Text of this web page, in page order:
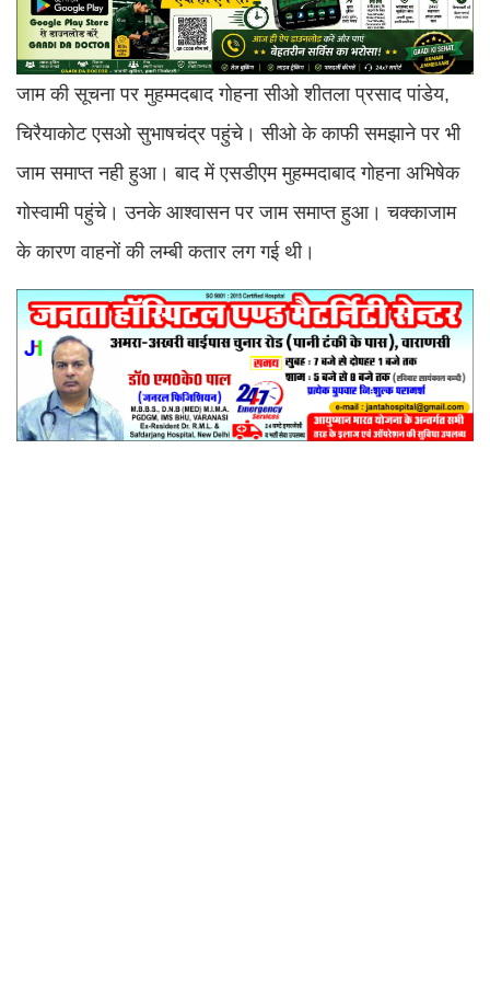
जाम की सूचना पर मुहम्मदबाद गोहना सीओ शीतला प्रसाद पांडेय,
चिरैयाकोट एसओ सुभाषचंद्र पहुंचे। सीओ के काफी समझाने पर भी
जाम समाप्त नही हुआ। बाद में एसडीएम मुहम्मदाबाद गोहना अभिषेक
गोस्वामी पहुंचे। उनके आश्वासन पर जाम समाप्त हुआ। चक्काजाम
के कारण वाहनों की लम्बी कतार लग गई थी।